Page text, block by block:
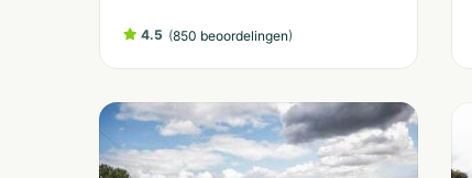
4.5 (850 beoordelingen)